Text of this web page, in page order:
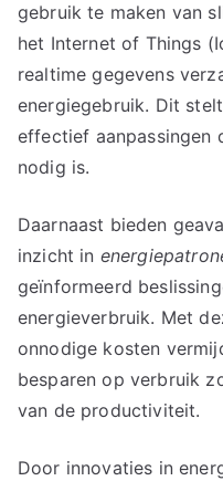
gebruik te maken van
het Internet of Things
realtime gegevens
energiegebruik. Dit
effectief aanpassingen
nodig is.
Daarnaast bieden
inzicht in
geïnformeerd
energieverbruik. Met
onnodige kosten
besparen op verbruik
van de productiviteit.
Door innovaties in